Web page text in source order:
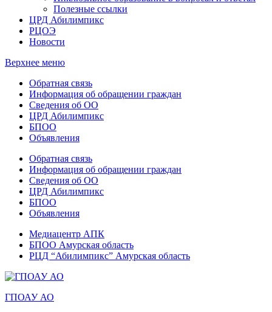
Полезные ссылки
ЦРД Абилимпикс
РЦОЭ
Новости
Верхнее меню
Обратная связь
Информация об обращении граждан
Сведения об ОО
ЦРД Абилимпикс
БПОО
Объявления
Обратная связь
Информация об обращении граждан
Сведения об ОО
ЦРД Абилимпикс
БПОО
Объявления
Медиацентр АПК
БПОО Амурская область
РЦД “Абилимпикс” Амурская область
ГПОАУ АО